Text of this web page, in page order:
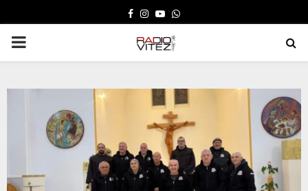
FACEBOOK
INSTAGRAM
YOUTUBE
WHATSAPP
PRIMARY